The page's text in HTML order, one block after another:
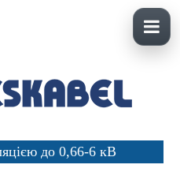
до 0,66-6 кВ